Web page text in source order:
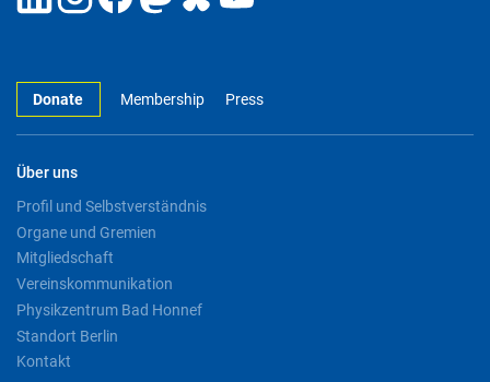
Donate Membership Press
Über uns
Profil und Selbstverständnis
Organe und Gremien
Mitgliedschaft
Vereinskommunikation
Physikzentrum Bad Honnef
Standort Berlin
Kontakt